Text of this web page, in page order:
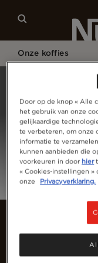
Onze koffies
Door op de knop « Alle
het gebruik van onze
gelijkaardige
te verbeteren, om onze
informatie te
kunnen aanbieden die
voorkeuren in door hier
« Cookies-instellingen
onze
Privacyverklaring.